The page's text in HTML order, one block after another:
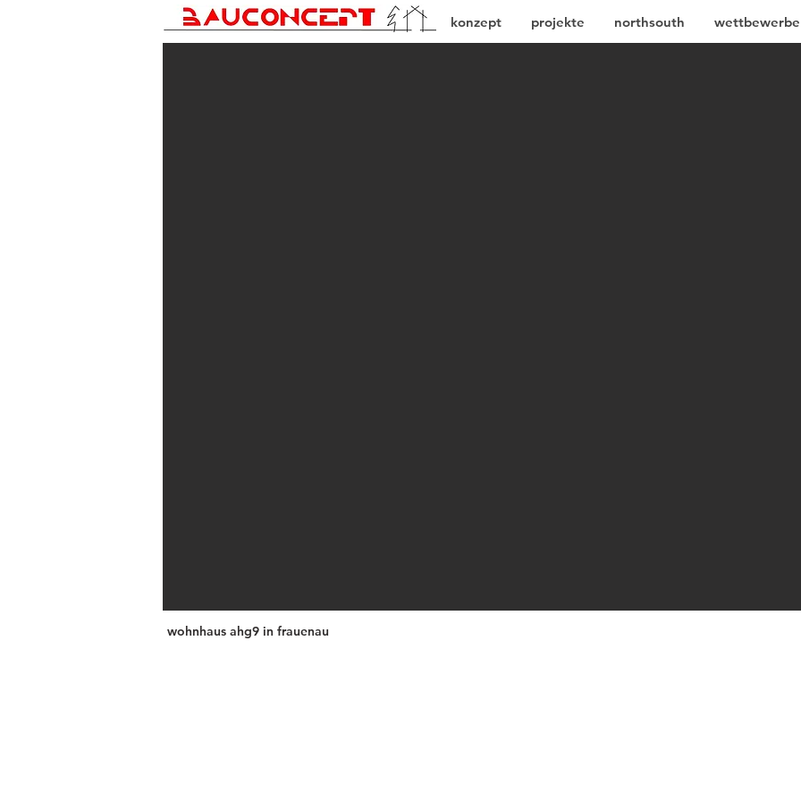
konzept projekte northsouth wettbewerbe
wohnhaus ahg9 in frauenau